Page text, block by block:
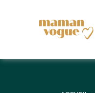
+
+